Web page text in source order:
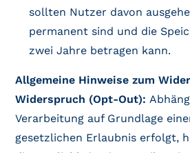
sollten Nutzer davon
permanent sind und die
zwei Jahre betragen kann.
Allgemeine Hinweise zum
Widerspruch (Opt-Out):
Verarbeitung auf Grundlage
gesetzlichen Erlaubnis erfolgt,